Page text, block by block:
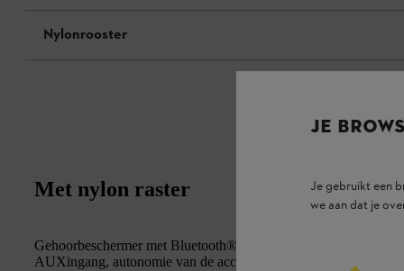
Nylonrooster
Met nylon raster
Gehoorbeschermer met Bluetooth® . Vele
AUXingang, autonomie van de accu tot 38 uur, EN 352, SNR
JE
Je gebruikt een
we aan dat je